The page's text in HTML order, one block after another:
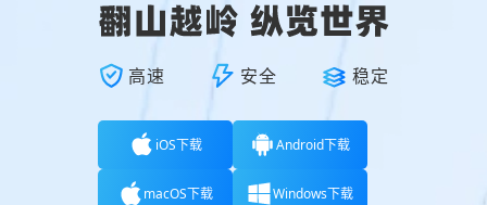
高速 安全 稳定
iOS下载 Android下载
macOS下载 Windows下载